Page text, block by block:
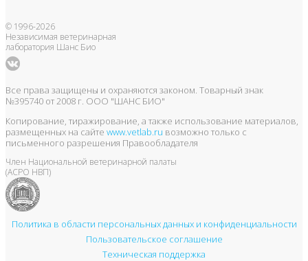
© 1996-2026
Независимая ветеринарная
лаборатория Шанс Био
Все права защищены и охраняются законом. Товарный знак
№395740 от 2008 г. ООО "ШАНС БИО"
Копирование, тиражирование, а также использование материалов,
размещенных на сайте www.vetlab.ru возможно только с
письменного разрешения Правообладателя
Член Национальной ветеринарной палаты
(АСРО НВП)
Политика в области персональных данных и конфиденциальности
Пользовательское соглашение
Техническая поддержка